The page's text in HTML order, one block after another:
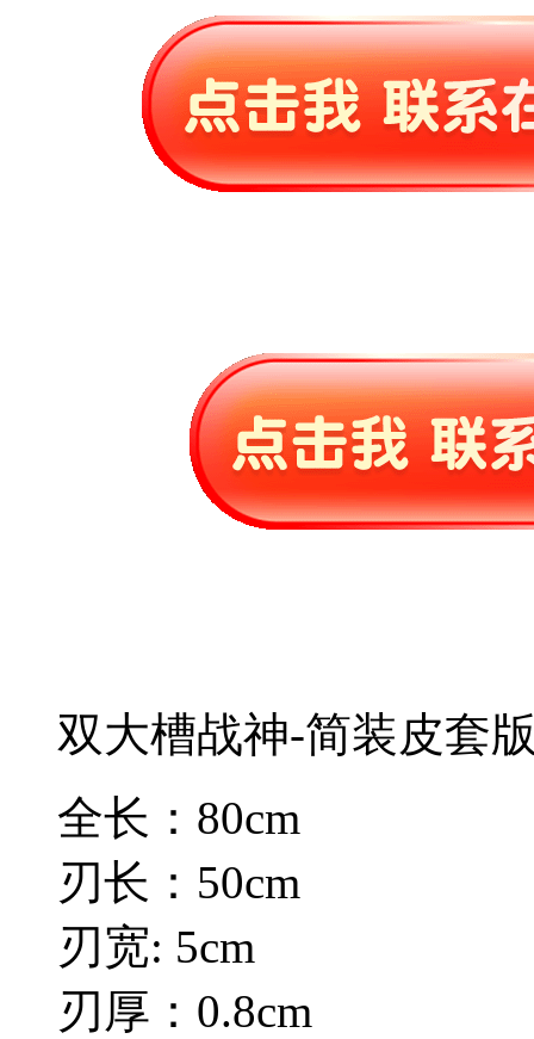
双大槽战神-简装皮套
全长：80cm
刃长：50cm
刃宽: 5cm
刃厚：0.8cm